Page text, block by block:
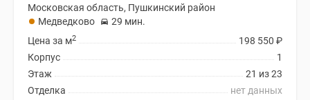
Московская область, Пушкинский район
Медведково
29 мин.
198 550 ₽
Цена за м2
1
Корпус
21 из 23
Этаж
нет данных
Отделка